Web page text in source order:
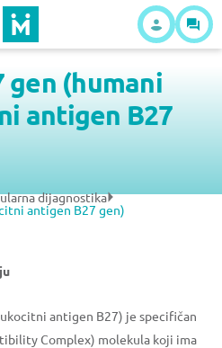
gen (humani
antigen B27
dijagnostika
antigen B27 gen)
antigen B27) je specifičan
Complex) molekula koji ima